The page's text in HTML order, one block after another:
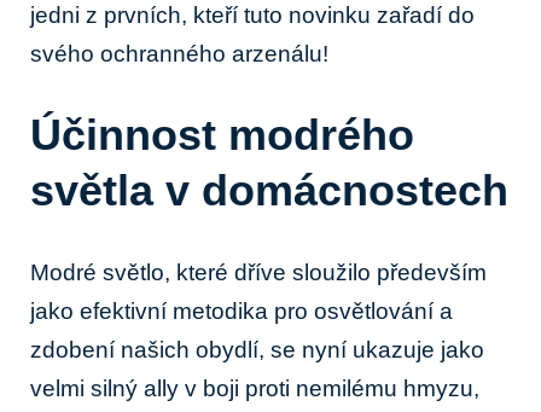
jedni z prvních, kteří tuto novinku zařadí do
svého ochranného arzenálu!
Účinnost modrého
světla v domácnostech
Modré světlo, které dříve sloužilo především
jako efektivní metodika pro osvětlování a
zdobení našich obydlí, se nyní ukazuje jako
velmi silný ally v boji proti nemilému hmyzu,